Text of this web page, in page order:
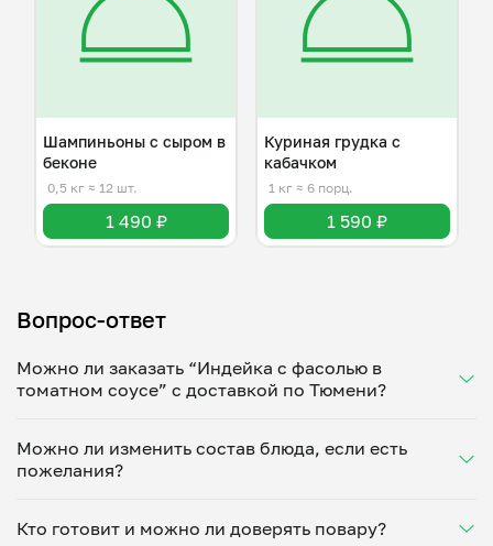
Шампиньоны с сыром в
беконе
0,5 кг ≈ 12 шт.
1 490 ₽
Куриная грудка с
кабачком
1 кг ≈ 6 порц.
1 590 ₽
Вопрос-ответ
Можно ли заказать “Индейка с фасолью в
томатном соусе” с доставкой по Тюмени?
Укажите удобное время — и получите свежее
домашнее блюдо в большой порции прямо с плиты.
минут. Статус заказа отслеживайте в личном
кабинете, а с поваром можно связаться напрямую в
Можно ли изменить состав блюда, если есть
пожелания?
ваши предпочтения: уберет специи, снизит
Кто готовит и можно ли доверять повару?